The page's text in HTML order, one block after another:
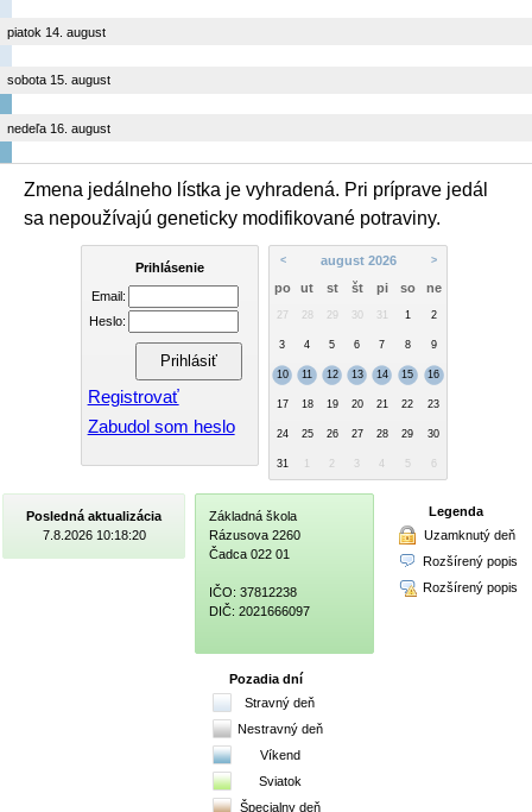
piatok 14. august
sobota 15. august
nedeľa 16. august
Zmena jedálneho lístka je vyhradená. Pri príprave jedál
sa nepoužívajú geneticky modifikované potraviny.
Prihlásenie
Email:
Heslo:
Registrovať
Zabudol som heslo
< august 2026 >
po ut st št pi so ne
27 28 29 30 31 1 2
3 4 5 6 7 8 9
10 11 12 13 14 15 16
17 18 19 20 21 22 23
24 25 26 27 28 29 30
31 2 3 4 5 6
Posledná aktualizácia
7.8.2026 10:18:20
Základná škola
Rázusova 2260
Čadca 022 01
IČO: 37812238
DIČ: 2021666097
Legenda
Uzamknutý deň
Rozšírený popis
Rozšírený popis
Pozadia dní
Stravný deň
Nestravný deň
Víkend
Sviatok
Špecialny deň